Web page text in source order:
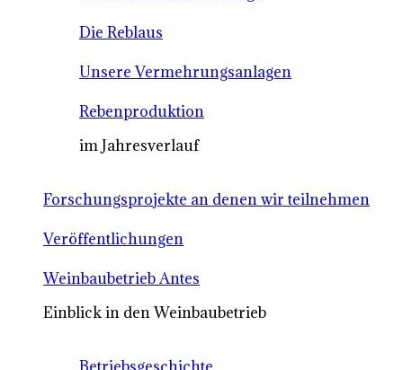
Die Reblaus
Unsere Vermehrungsanlagen
Rebenproduktion
im Jahresverlauf
Forschungsprojekte an denen wir teilnehmen
Veröffentlichungen
Weinbaubetrieb Antes
Einblick in den Weinbaubetrieb